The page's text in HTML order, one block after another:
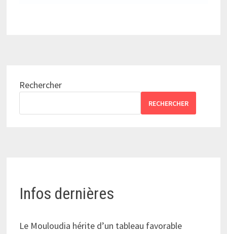
Rechercher
RECHERCHER
Infos dernières
Le Mouloudia hérite d’un tableau favorable